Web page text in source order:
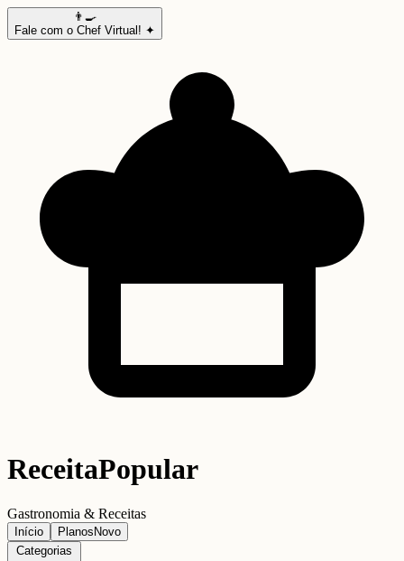
👨‍🍳
Fale com o Chef Virtual! ✦
ReceitaPopular
Gastronomia & Receitas
Início Planos Novo
Categorias